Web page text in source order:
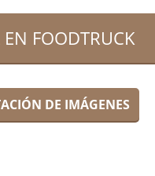
FOODTRUCK
DE IMÁGENES